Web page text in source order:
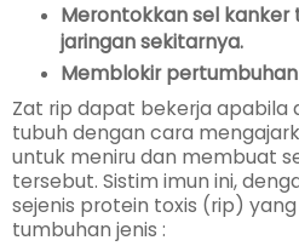
Merontokkan sel kanker
jaringan sekitarnya.
Memblokir
Zat rip dapat bekerja apabila
tubuh dengan cara
untuk meniru dan membuat
tersebut. Sistim imun ini,
sejenis protein toxis (rip)
tumbuhan jenis :